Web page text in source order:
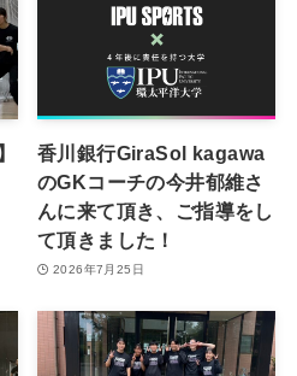
香川銀行GiraSol kagawa
のGKコーチの今井郁維さ
んに来て頂き、ご指導をし
て頂きました！
2026年7月25日